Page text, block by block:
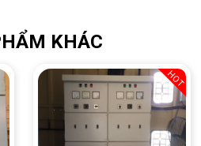
KHÁC
HOT